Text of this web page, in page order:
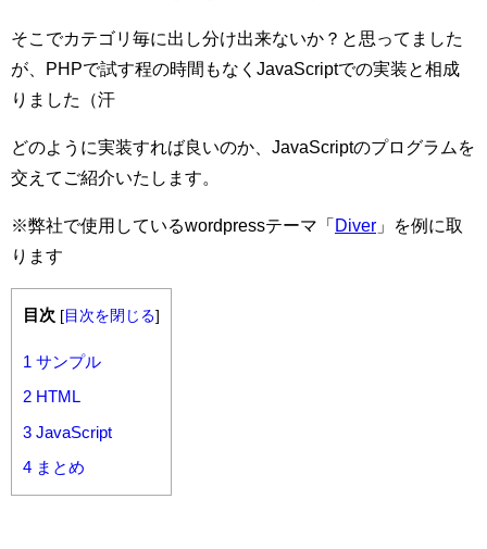
そこでカテゴリ毎に出し分け出来ないか？と思ってました
が、PHPで試す程の時間もなくJavaScriptでの実装と相成
りました（汗
どのように実装すれば良いのか、JavaScriptのプログラムを
交えてご紹介いたします。
※弊社で使用しているwordpressテーマ「 Diver 」を例に取
ります
目次 [目次を閉じる]
1 サンプル
2 HTML
3 JavaScript
4 まとめ